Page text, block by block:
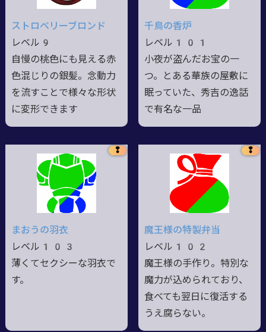
ストロベリーブロンド
レベル9
自慢の桃色にも見える赤
色混じりの銀髪。念動力
を流すことで様々な形状
に変形できます
千鳥の香炉
レベル101
小夜が盗んだお宝の一
つ。とある華族の屋敷に
眠っていた、秀吉の逸話
で有名な一品
❢
まおうの羽衣
レベル103
薄くてセクシーな羽衣で
す。
❢
魔王様の特製弁当
レベル102
魔王様の手作り。特別な
魔力が込められており、
食べても翌日に復活する
うえ腐らない。